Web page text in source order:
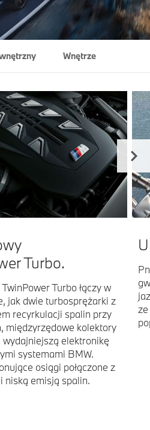
Wnętrze
Turbo.
Turbo łączy w
jak dwie turbosprężarki z
recyrkulacji spalin przy
międzyrzędowe kolektory
elektronikę
systemami BMW.
osiągi połączone z
niską emisją spalin.